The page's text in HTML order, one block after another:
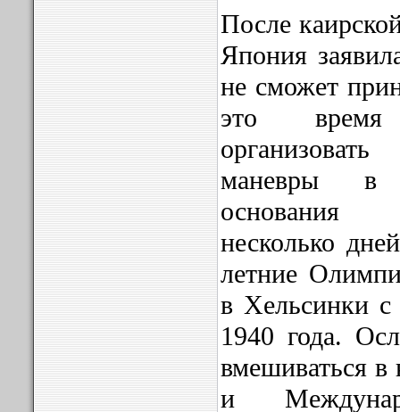
После
Япония
не сможет
это
маневры в
основания
несколько
летние
в Хельсинки
1940 года.
вмешиваться
и